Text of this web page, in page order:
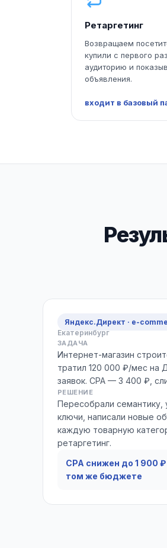
Ретаргетинг
Возвращаем
купили с первого
аудиторию и
объявления.
входит в базовый
Яндекс.Директ · e-
Екатеринбург
ЗАДАЧА
Интернет-магазин
тратил 120 000 ₽/мес на
заявок. CPA — 3 400 ₽,
РЕШЕНИЕ
Пересобрали семантику,
ключи, написали новые
каждую товарную
ретаргетинг.
CPA снижен до 1 900 ₽
том же бюджете